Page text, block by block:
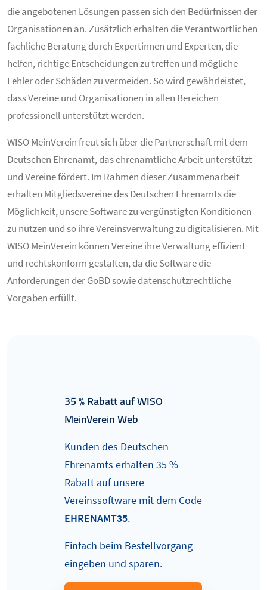
die angebotenen Lösungen passen sich den Bedürfnissen der
Organisationen an. Zusätzlich erhalten die Verantwortlichen
fachliche Beratung durch Expertinnen und Experten, die
helfen, richtige Entscheidungen zu treffen und mögliche
Fehler oder Schäden zu vermeiden. So wird gewährleistet,
dass Vereine und Organisationen in allen Bereichen
professionell unterstützt werden.
WISO MeinVerein freut sich über die Partnerschaft mit dem
Deutschen Ehrenamt, das ehrenamtliche Arbeit unterstützt
und Vereine fördert. Im Rahmen dieser Zusammenarbeit
erhalten Mitgliedsvereine des Deutschen Ehrenamts die
Möglichkeit, unsere Software zu vergünstigten Konditionen
zu nutzen und so ihre Vereinsverwaltung zu digitalisieren. Mit
WISO MeinVerein können Vereine ihre Verwaltung effizient
und rechtskonform gestalten, da die Software die
Anforderungen der GoBD sowie datenschutzrechtliche
Vorgaben erfüllt.
35 % Rabatt auf WISO
MeinVerein Web
Kunden des Deutschen
Ehrenamts erhalten 35 %
Rabatt auf unsere
Vereinssoftware mit dem Code
EHRENAMT35.
Einfach beim Bestellvorgang
eingeben und sparen.